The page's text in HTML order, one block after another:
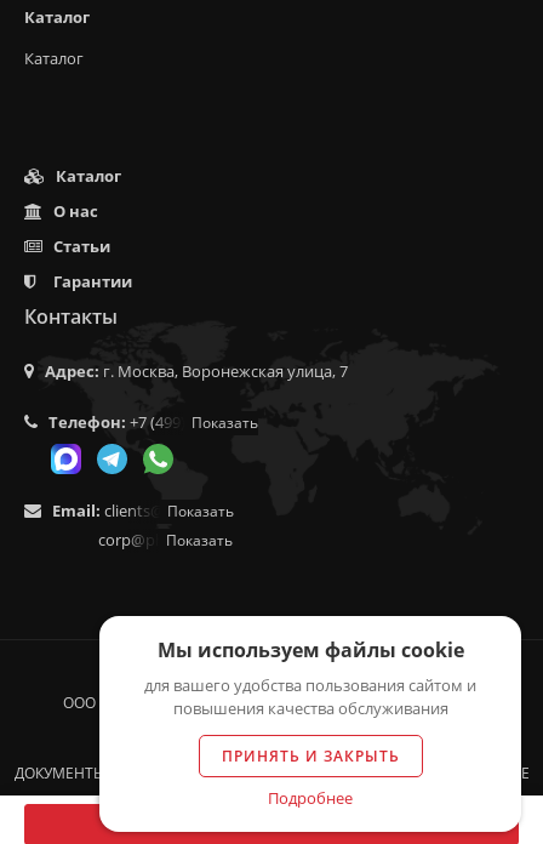
Каталог
Каталог
Каталог
О нас
Статьи
Гарантии
Контакты
Адрес: г. Москва, Воронежская улица, 7
Телефон: +7 (499) 350-55-05
Показать
Email: clients@f9.market
Показать
corp@phoenix9.ru
Показать
ООО "ЛОГИСТИКА", 2014 - 2026 © ВСЕ ПРАВА ЗАЩИЩЕНЫ.
ОГРН 1155257003549, ИНН 5257150769
ДОКУМЕНТЫ: ОФЕРТА, ПОЛИТИКА КОНФИДЕНЦИАЛЬНОСТИ, СОГЛАСИЕ
НА ОБРАБОТКУ ДАННЫХ
Мы используем файлы cookie
для вашего удобства пользования сайтом и
повышения качества обслуживания
ПРИНЯТЬ И ЗАКРЫТЬ
Подробнее